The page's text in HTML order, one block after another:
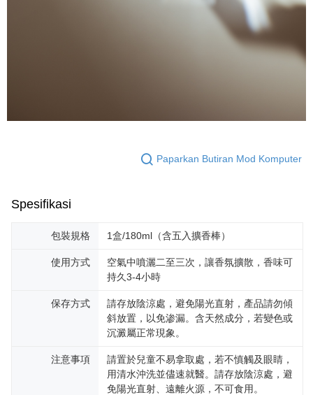
Paparkan Butiran Mod Komputer
Spesifikasi
包裝規格 1盒/180ml（含五入擴香棒）
使用方式
空氣中噴灑二至三次，讓香氛擴散，香味可
持久3-4小時
保存方式
請存放陰涼處，避免陽光直射，產品請勿傾
斜放置，以免渗漏。含天然成分，若變色或
沉澱屬正常現象。
注意事項
請置於兒童不易拿取處，若不慎觸及眼睛，
用清水沖洗並儘速就醫。請存放陰涼處，避
免陽光直射、遠離火源，不可食用。